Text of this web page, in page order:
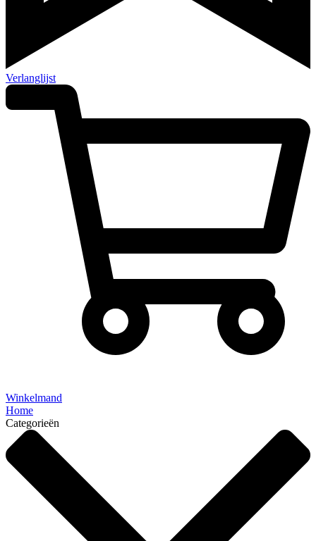
Verlanglijst
Winkelmand
Home
Categorieën